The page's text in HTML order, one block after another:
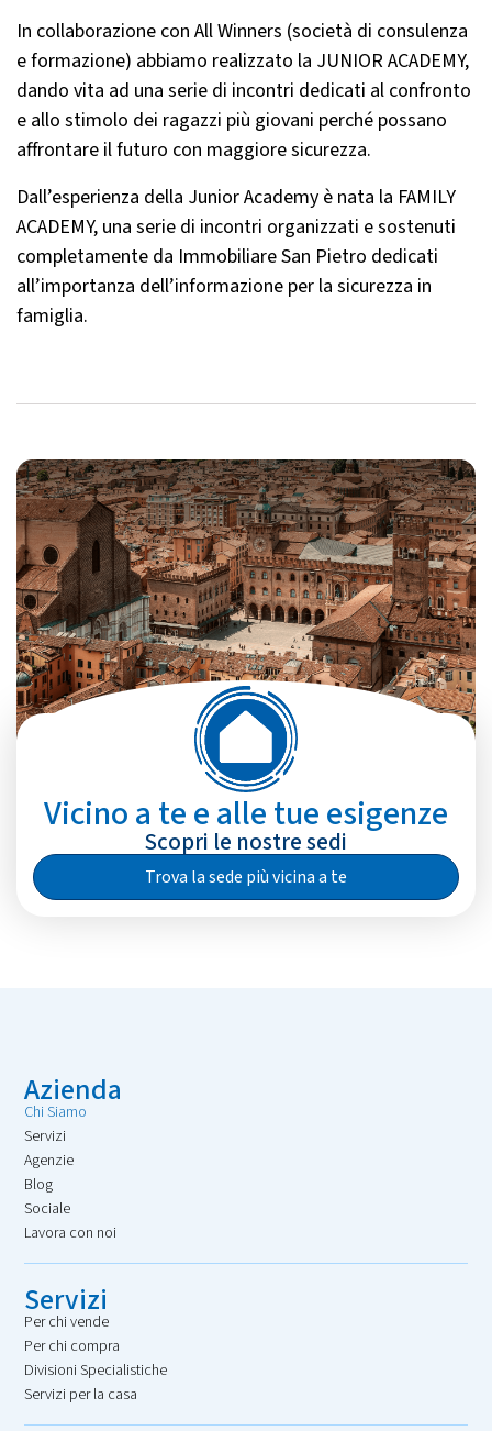
In collaborazione con All Winners (società di consulenza
e formazione) abbiamo realizzato la JUNIOR ACADEMY,
dando vita ad una serie di incontri dedicati al confronto
e allo stimolo dei ragazzi più giovani perché possano
affrontare il futuro con maggiore sicurezza.
Dall’esperienza della Junior Academy è nata la FAMILY
ACADEMY, una serie di incontri organizzati e sostenuti
completamente da Immobiliare San Pietro dedicati
all’importanza dell’informazione per la sicurezza in
famiglia.
Vicino a te e alle tue esigenze
Scopri le nostre sedi
Trova la sede più vicina a te
Azienda
Chi Siamo
Servizi
Agenzie
Blog
Sociale
Lavora con noi
Servizi
Per chi vende
Per chi compra
Divisioni Specialistiche
Servizi per la casa